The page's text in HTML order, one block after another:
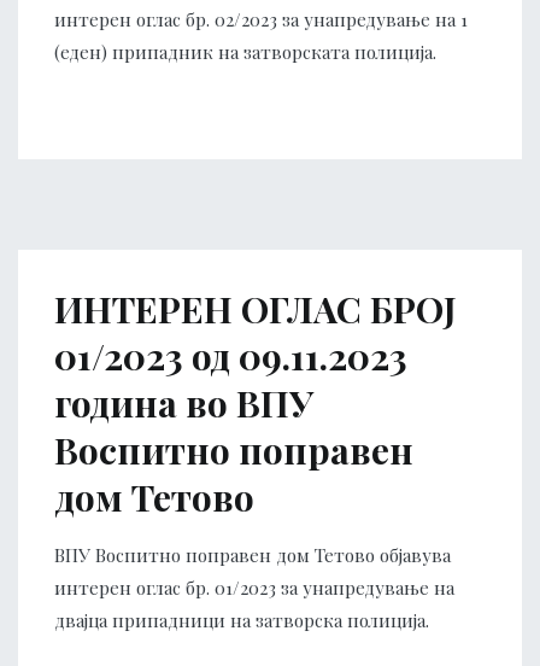
интерен оглас бр. 02/2023 за унапредување на 1
(еден) припадник на затворската полиција.
ИНТЕРЕН ОГЛАС БРОЈ
01/2023 од 09.11.2023
година во ВПУ
Воспитно поправен
дом Тетово
ВПУ Воспитно поправен дом Тетово објавува
интерен оглас бр. 01/2023 за унапредување на
двајца припадници на затворска полиција.